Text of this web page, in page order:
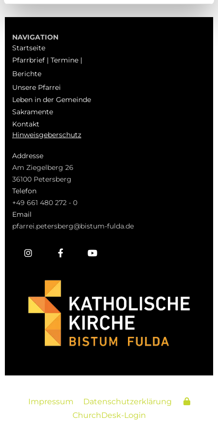
NAVIGATION
Startseite
Pfarrbrief | Termine |
Berichte
Unsere Pfarrei
Leben in der Gemeinde
Sakramente
Kontakt
Hinweisgeberschutz
Addresse
Am Ziegelberg 26
36100 Petersberg
Telefon
+49 661 480 272 - 0
Email
pfarrei.petersberg@bistum-fulda.de
Impressum
Datenschutzerklärung
ChurchDesk-Login